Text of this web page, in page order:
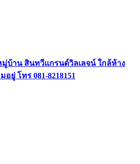
มู่บ้าน สินทวีแกรนด์วิลเลจน์ ใกล้ห้าง
ยู่ โทร 081-8218151